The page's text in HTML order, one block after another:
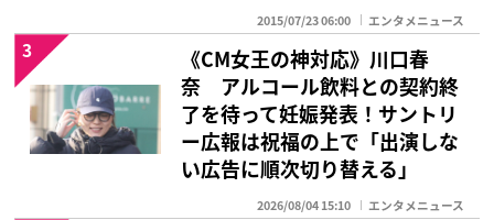
2015/07/23 06:00 エンタメニュース
《CM女王の神対応》川口春
奈 アルコール飲料との契約終
了を待って妊娠発表！サントリ
ー広報は祝福の上で「出演しな
い広告に順次切り替える」
2026/08/04 15:10 エンタメニュース
3